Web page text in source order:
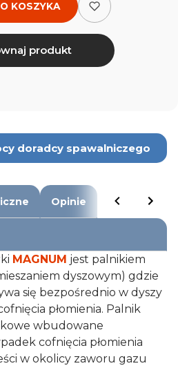
KOSZYKA
produkt
doradcy spawalniczego
Opinie
MAGNUM jest palnikiem
dyszowym) gdzie
się bezpośrednio w dyszy
płomienia. Palnik
wbudowane
cofnięcia płomienia
w okolicy zaworu gazu